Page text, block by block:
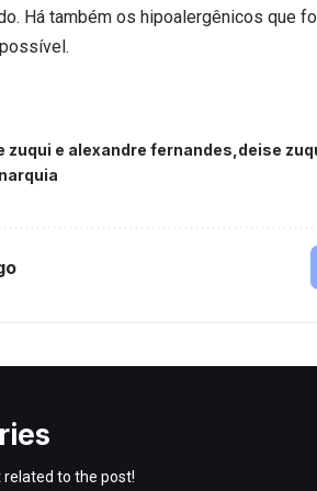
Há também os hipoalergênicos que
zuqui e alexandre fernandes deise
to the post!